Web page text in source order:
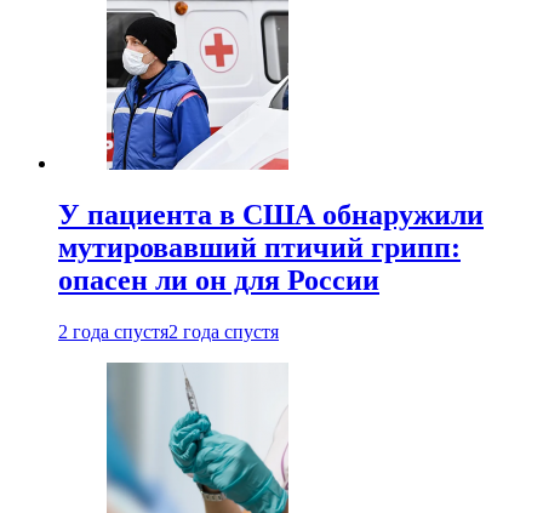
У пациента в США обнаружили
мутировавший птичий грипп:
опасен ли он для России
2 года спустя2 года спустя